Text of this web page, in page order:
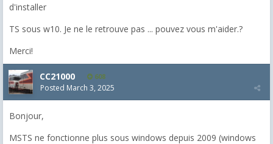
d'installer
TS sous w10. Je ne le retrouve pas ... pouvez vous m'aider.?
Merci!
CC21000 608
Posted March 3, 2025
Bonjour,
MSTS ne fonctionne plus sous windows depuis 2009 (windows